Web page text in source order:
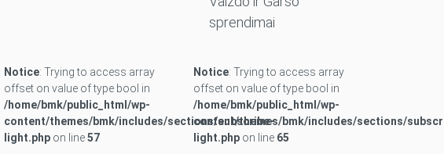
sprendimai
Notice: Trying to access array
offset on value of type bool in
/home/bmk/public_html/wp-
content/themes/bmk/includes/sections/subscribe-
light.phpon line57
Notice: Trying to access array
offset on value of type bool in
/home/bmk/public_html/wp-
content/themes/bmk/includes/sections/
light.php on line 65